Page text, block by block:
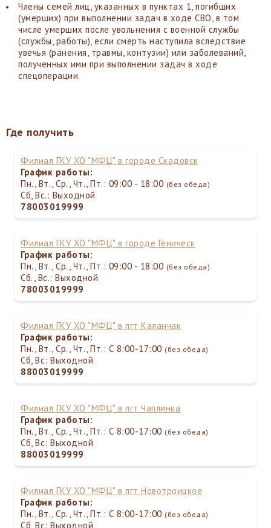
Члены семей лиц, указанных в пунктах 1, погибших
(умерших) при выполнении задач в ходе СВО, в том
числе умерших после увольнения с военной службы
(службы, работы), если смерть наступила вследствие
увечья (ранения, травмы, контузии) или заболеваний,
полученных ими при выполнении задач в ходе
спецоперации.
Где получить
Филиал ГКУ ХО "МФЦ" в городе Скадовск
График работы:
Пн., Вт., Ср., Чт., Пт.: 09:00 - 18:00 (без обеда)
Сб, Вс.: Выходной
78003019999
Филиал ГКУ ХО "МФЦ" в городе Геническ
График работы:
Пн., Вт., Ср., Чт., Пт.: 09:00 - 18:00 (без обеда)
Сб., Вс.: Выходной
78003019999
Филиал ГКУ ХО "МФЦ" в пгт Каланчак
График работы:
Пн., Вт., Ср., Чт., Пт.: С 8:00-17:00 (без обеда)
Сб, Вс: Выходной
88003019999
Филиал ГКУ ХО "МФЦ" в пгт Чаплинка
График работы:
Пн., Вт., Ср., Чт., Пт.: С 8:00-17:00 (без обеда)
Сб, Вс: Выходной
88003019999
Филиал ГКУ ХО "МФЦ" в пгт Новотроицкое
График работы:
Пн., Вт., Ср., Чт., Пт.: С 8:00-17:00 (без обеда)
Сб, Вс: Выходной